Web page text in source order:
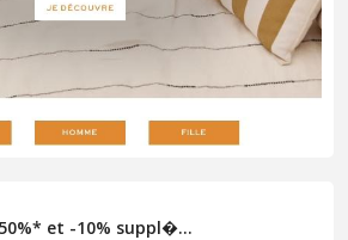
50%* et -10% suppl�...